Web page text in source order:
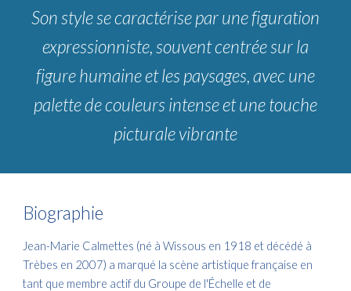
Son style se caractérise par une figuration
expressionniste, souvent centrée sur la
figure humaine et les paysages, avec une
palette de couleurs intense et une touche
picturale vibrante
Biographie
Jean-Marie Calmettes (né à Wissous en 1918 et décédé à
Trèbes en 2007) a marqué la scène artistique française en
tant que membre actif du Groupe de l'Échelle et de